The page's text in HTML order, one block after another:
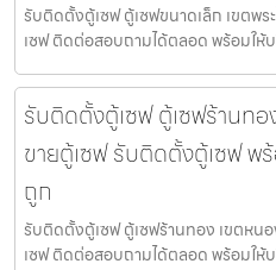
รับติดตั้งตู้เซฟ ตู้เซฟขนาดเล็ก เขตพ
เซฟ ติดต่อสอบถามได้ตลอด พร้อมให้
รับติดตั้งตู้เซฟ ตู้เซฟร้านท
ขายตู้เซฟ รับติดตั้งตู้เซฟ พ
ถูก
รับติดตั้งตู้เซฟ ตู้เซฟร้านทอง เขตหน
เซฟ ติดต่อสอบถามได้ตลอด พร้อมให้